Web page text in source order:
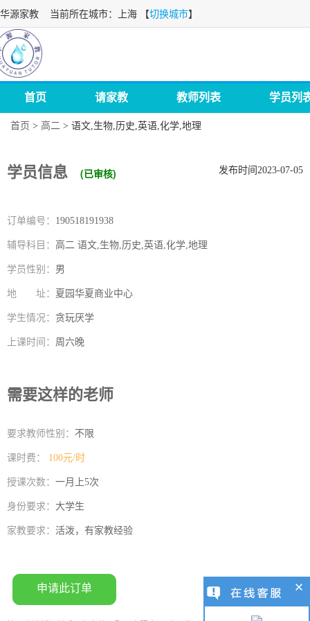
华源家教 当前所在城市：上海 【切换城市】
首页 请家教 教师列表 学员列
首页 > 高二 > 语文,生物,历史,英语,化学,地理
学员信息 (已审核) 发布时间2023-07-05
订单编号： 190518191938
辅导科目： 高二 语文,生物,历史,英语,化学,地理
学员性别： 男
地 址： 夏园华夏商业中心
学生情况： 贪玩厌学
上课时间： 周六晚
需要这样的老师
要求教师性别： 不限
课时费： 100元/时
授课次数： 一月上5次
身份要求： 大学生
家教要求： 活泼，有家教经验
申请此订单